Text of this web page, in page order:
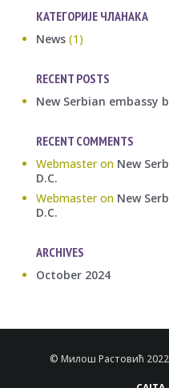
КАТЕГОРИЈЕ ЧЛАНАКА
News(1)
RECENT POSTS
New Serbian embassy
RECENT COMMENTS
Webmasteron New
D.C.
Webmasteron New
D.C.
ARCHIVES
October 2024
© Милош Растовић